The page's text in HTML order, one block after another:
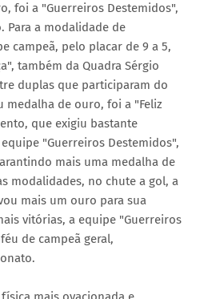
foi a "Guerreiros Destemidos",
Para a modalidade de
campeã, pelo placar de 9 a 5,
também da Quadra Sérgio
duplas que participaram do
medalha de ouro, foi a "Feliz
que exigiu bastante
"Guerreiros Destemidos",
mais uma medalha de
modalidades, no chute a gol, a
mais um ouro para sua
vitórias, a equipe "Guerreiros
de campeã geral,